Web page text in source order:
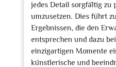
jedes Detail sorgfältig zu
umzusetzen. Dies führt
Ergebnissen, die den
entsprechen und dazu
einzigartigen Momente
künstlerische und